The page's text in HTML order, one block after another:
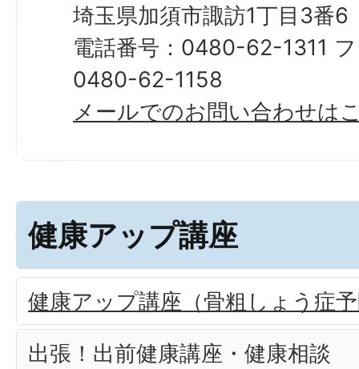
埼玉県加須市諏訪1丁目3番6
電話番号：0480-62-1311
0480-62-1158
メールでのお問い合わせは
健康アップ講座
健康アップ講座（骨粗しょう症
出張！出前健康講座・健康相談